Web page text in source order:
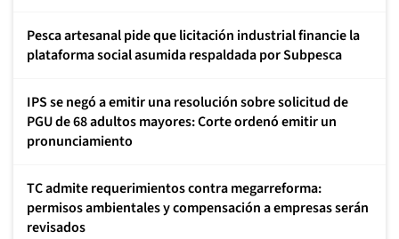
Pesca artesanal pide que licitación industrial financie la
plataforma social asumida respaldada por Subpesca
IPS se negó a emitir una resolución sobre solicitud de
PGU de 68 adultos mayores: Corte ordenó emitir un
pronunciamiento
TC admite requerimientos contra megarreforma:
permisos ambientales y compensación a empresas serán
revisados